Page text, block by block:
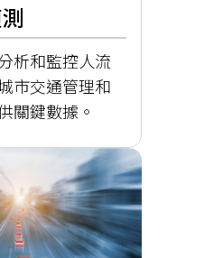
析和監控人流
市交通管理和
關鍵數據。